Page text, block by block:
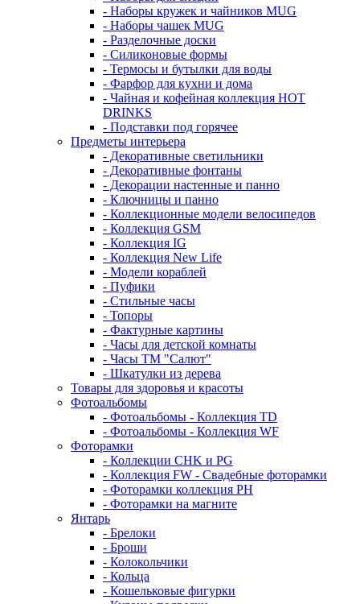
- Наборы кружек и чайников MUG
- Наборы чашек MUG
- Разделочные доски
- Силиконовые формы
- Термосы и бутылки для воды
- Фарфор для кухни и дома
- Чайная и кофейная коллекция HOT
DRINKS
- Подставки под горячее
Предметы интерьера
- Декоративные светильники
- Декоративные фонтаны
- Декорации настенные и панно
- Ключницы и панно
- Коллекционные модели велосипедов
- Коллекция GSM
- Коллекция IG
- Коллекция New Life
- Модели кораблей
- Пуфики
- Стильные часы
- Топоры
- Фактурные картины
- Часы для детской комнаты
- Часы ТМ "Салют"
- Шкатулки из дерева
Товары для здоровья и красоты
Фотоальбомы
- Фотоальбомы - Коллекция TD
- Фотоальбомы - Коллекция WF
Фоторамки
- Коллекции CHK и PG
- Коллекция FW - Свадебные фоторамки
- Фоторамки коллекция PH
- Фоторамки на магните
Янтарь
- Брелоки
- Броши
- Колокольчики
- Кольца
- Кошельковые фигурки